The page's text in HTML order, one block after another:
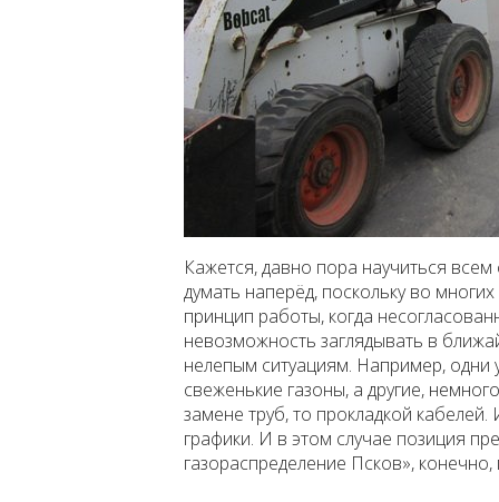
Кажется, давно пора научиться
думать наперёд, поскольку во
принцип работы, когда
невозможность заглядывать в
нелепым ситуациям. Например, одни
свеженькие газоны, а другие,
замене труб, то прокладкой
графики. И в этом случае позиция
газораспределение Псков»,